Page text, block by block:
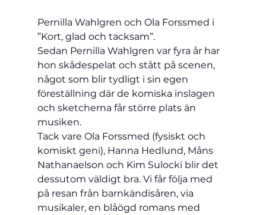
Pernilla Wahlgren och Ola Forssmed i
”Kort, glad och tacksam”.
Sedan Pernilla Wahlgren var fyra år har
hon skådespelat och stått på scenen,
något som blir tydligt i sin egen
föreställning där de komiska inslagen
och sketcherna får större plats än
musiken.
Tack vare Ola Forssmed (fysiskt och
komiskt geni), Hanna Hedlund, Måns
Nathanaelson och Kim Sulocki blir det
dessutom väldigt bra. Vi får följa med
på resan från barnkändisåren, via
musikaler, en blåögd romans med